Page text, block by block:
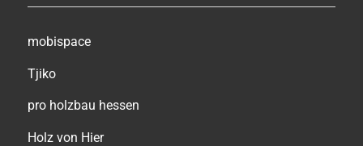
mobispace
Tjiko
pro holzbau hessen
Holz von Hier